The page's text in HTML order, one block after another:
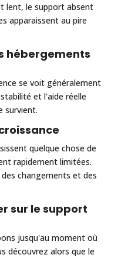
lent, le support absent
apparaissent au pire
hébergements
se voit généralement
et l'aide réelle
survient.
quelque chose de
rapidement limitées.
changements et des
sur le support
jusqu'au moment où
découvrez alors que le